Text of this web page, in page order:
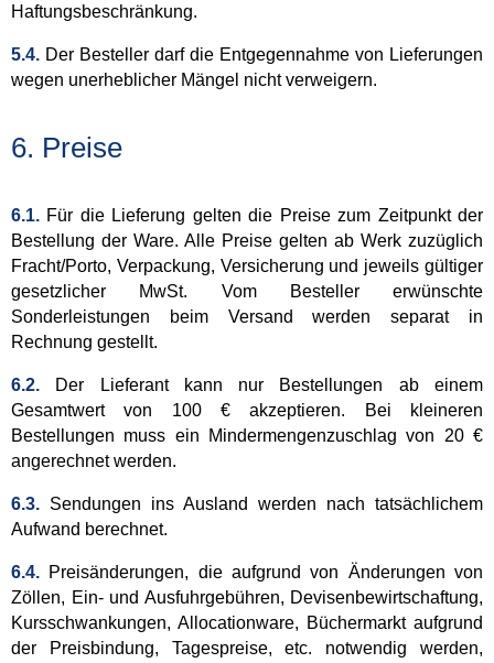
Haftungsbeschränkung.
5.4. Der Besteller darf die Entgegennahme von Lieferungen
wegen unerheblicher Mängel nicht verweigern.
6. Preise
6.1. Für die Lieferung gelten die Preise zum Zeitpunkt der
Bestellung der Ware. Alle Preise gelten ab Werk zuzüglich
Fracht/Porto, Verpackung, Versicherung und jeweils gültiger
gesetzlicher MwSt. Vom Besteller erwünschte
Sonderleistungen beim Versand werden separat in
Rechnung gestellt.
6.2.
Der Lieferant kann nur Bestellungen ab einem
Gesamtwert von 100 € akzeptieren. Bei kleineren
Bestellungen muss ein Mindermengenzuschlag von 20 €
angerechnet werden.
6.3. Sendungen ins Ausland werden nach tatsächlichem
Aufwand berechnet.
6.4. Preisänderungen, die aufgrund von Änderungen von
Zöllen, Ein- und Ausfuhrgebühren, Devisenbewirtschaftung,
Kursschwankungen, Allocationware, Büchermarkt aufgrund
der Preisbindung, Tagespreise, etc. notwendig werden,